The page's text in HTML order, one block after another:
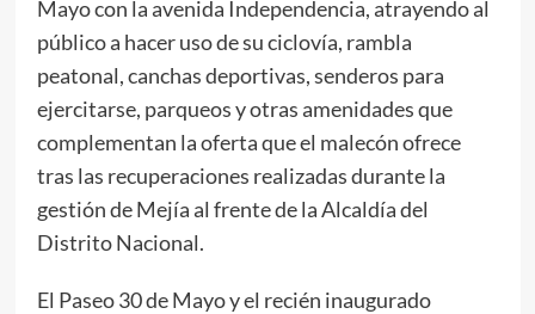
Mayo con la avenida Independencia, atrayendo al
público a hacer uso de su ciclovía, rambla
peatonal, canchas deportivas, senderos para
ejercitarse, parqueos y otras amenidades que
complementan la oferta que el malecón ofrece
tras las recuperaciones realizadas durante la
gestión de Mejía al frente de la Alcaldía del
Distrito Nacional.
El Paseo 30 de Mayo y el recién inaugurado